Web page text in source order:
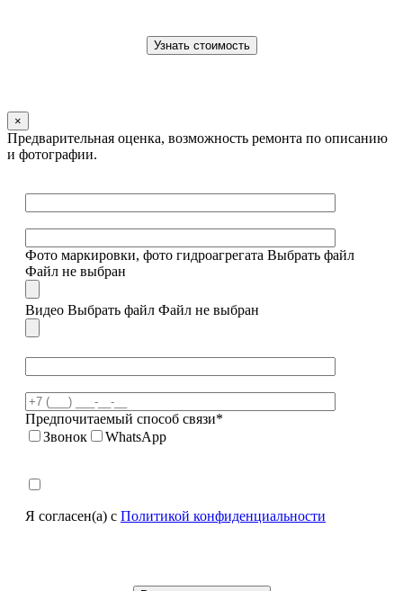
×
Предварительная оценка, возможность ремонта по описанию
и фотографии.
Фото маркировки, фото гидроагрегата Выбрать файл
Файл не выбран
Видео Выбрать файл Файл не выбран
Предпочитаемый способ связи*
Звонок
WhatsApp
Я согласен(а) с Политикой конфиденциальности